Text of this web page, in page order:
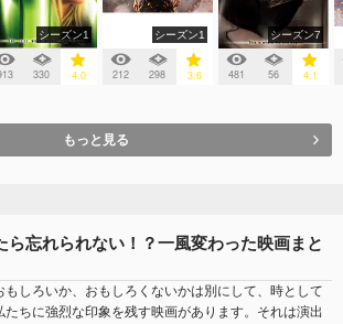
シーズン1
330 4.0
シーズン1
212 298 3.6
シーズン7
481 56 4.1
もっと見る
ら忘れられない！？一風変わった映画まと
もしろいか、おもしろくないかは別にして、時として
たちに強烈な印象を残す映画があります。それは演出